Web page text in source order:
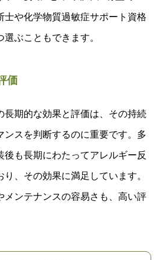
士や化学物質過敏症サポート資格
ぶこともできます。
価
長期的な効果と評価は、その持続
ンスを判断するのに重要です。多
後も長期にわたってアレルギー反
、その効果に満足しています。
メンテナンスの容易さも、高い評